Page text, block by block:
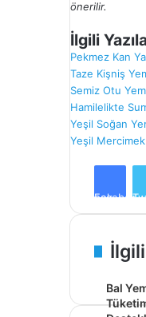
önerilir.
İlgili
Pekmez Kan
Taze Kişniş
Semiz Otu
Hamilelikte
Yeşil Soğan
Yeşil Mercimek
Facebook Twitter
Bal